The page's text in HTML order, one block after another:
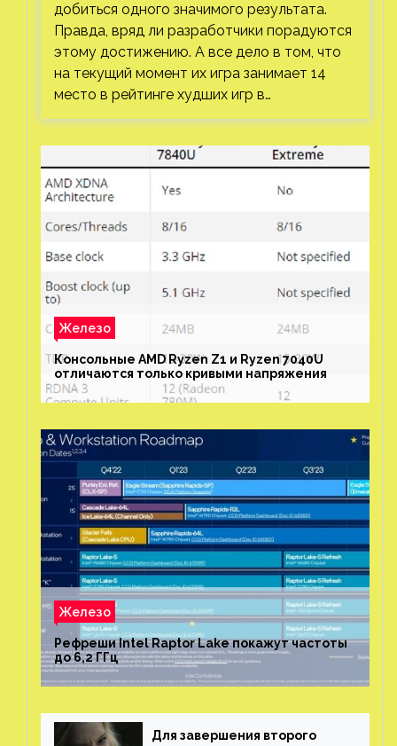
добиться одного значимого результата.
Правда, вряд ли разработчики порадуются
этому достижению. А все дело в том, что
на текущий момент их игра занимает 14
место в рейтинге худших игр в…
Железо
Консольные AMD Ryzen Z1 и Ryzen 7040U
отличаются только кривыми напряжения
Железо
Рефреши Intel Raptor Lake покажут частоты
до 6,2 ГГц
Для завершения второго